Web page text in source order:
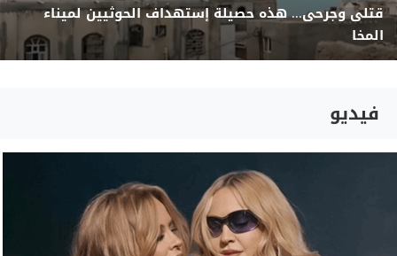
قتلى وجرحى... هذه حصيلة إستهداف الحوثيين لميناء
المخا
فيديو